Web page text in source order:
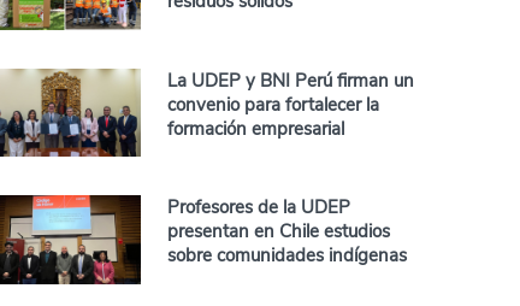
La UDEP y BNI Perú firman un
convenio para fortalecer la
formación empresarial
Profesores de la UDEP
presentan en Chile estudios
sobre comunidades indígenas